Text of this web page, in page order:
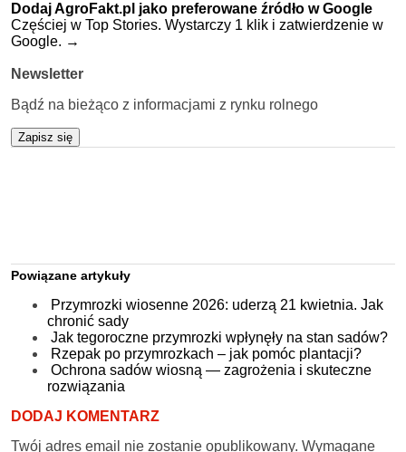
Dodaj AgroFakt.pl jako preferowane źródło w Google
Częściej w Top Stories. Wystarczy 1 klik i zatwierdzenie w
Google. →
Newsletter
Bądź na bieżąco z informacjami z rynku rolnego
Zapisz się
Powiązane artykuły
Przymrozki wiosenne 2026: uderzą 21 kwietnia. Jak
chronić sady
Jak tegoroczne przymrozki wpłynęły na stan sadów?
Rzepak po przymrozkach – jak pomóc plantacji?
Ochrona sadów wiosną — zagrożenia i skuteczne
rozwiązania
DODAJ KOMENTARZ
Twój adres email nie zostanie opublikowany. Wymagane